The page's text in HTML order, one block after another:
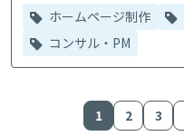
ホームページ制作
コンサル・PM
1 2 3